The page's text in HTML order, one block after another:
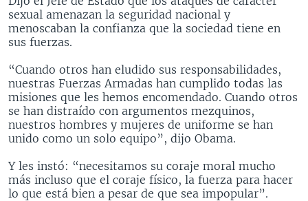
sexual amenazan la seguridad nacional y
menoscaban la confianza que la sociedad tiene en
sus fuerzas.
“Cuando otros han eludido sus responsabilidades,
nuestras Fuerzas Armadas han cumplido todas las
misiones que les hemos encomendado. Cuando otros
se han distraído con argumentos mezquinos,
nuestros hombres y mujeres de uniforme se han
unido como un solo equipo”, dijo Obama.
Y les instó: “necesitamos su coraje moral mucho
más incluso que el coraje físico, la fuerza para hacer
lo que está bien a pesar de que sea impopular”.